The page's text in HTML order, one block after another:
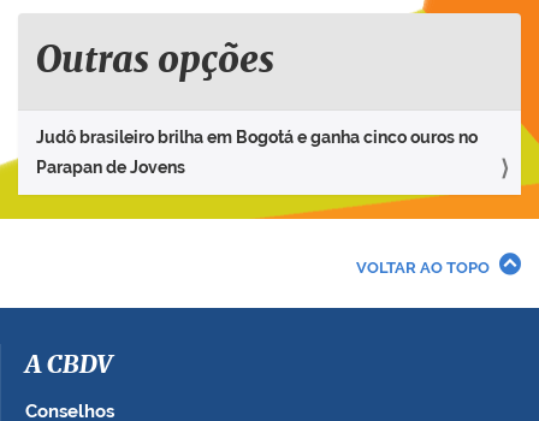
Outras opções
Judô brasileiro brilha em Bogotá e ganha cinco ouros no
Parapan de Jovens
VOLTAR AO TOPO
A CBDV
Conselhos